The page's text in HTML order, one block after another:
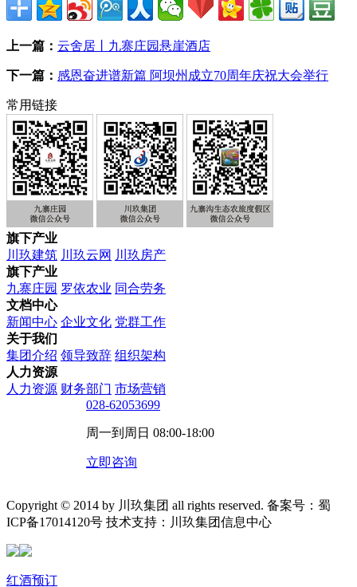
上一篇： 云舍居丨九寨庄园悬崖酒店
下一篇： 感恩奋进谱新篇 阿坝州成立70周年庆祝大会举行
常用链接
旗下产业
川玖建筑 川玖云网 川玖房产
旗下产业
九寨庄园 罗依农业 同合劳务
文档中心
新闻中心 企业文化 党群工作
关于我们
集团介绍 领导致辞 组织架构
人力资源
人力资源 财务部门 市场营销
028-62053699
周一到周日 08:00-18:00
立即咨询
Copyright © 2014 by 川玖集团 all rights reserved. 备案号：蜀
ICP备17014120号 技术支持：川玖集团信息中心
红酒预订